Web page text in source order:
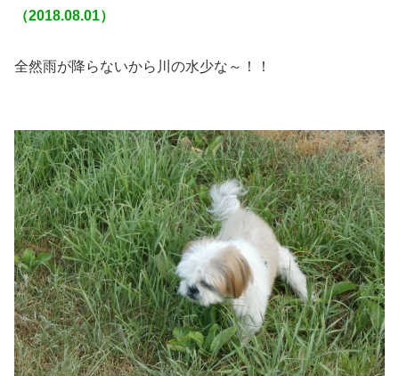
（2018.08.01）
全然雨が降らないから川の水少な～！！